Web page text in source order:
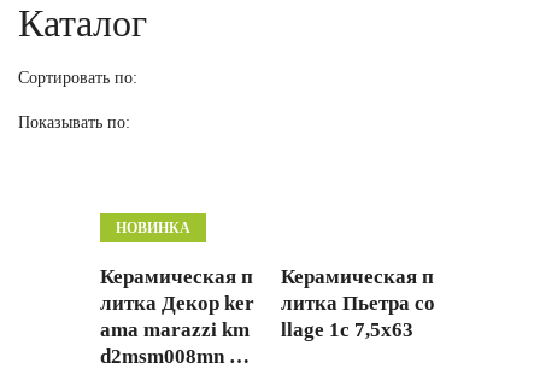
Каталог
Сортировать по:
Показывать по:
НОВИНКА
Керамическая п
литка Декор ker
ama marazzi km
d2msm008mn Те
Керамическая п
литка Пьетра co
llage 1c 7,5x63